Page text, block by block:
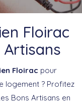
Floirac
Floirac pour
logement ? Profitez
Bons Artisans en